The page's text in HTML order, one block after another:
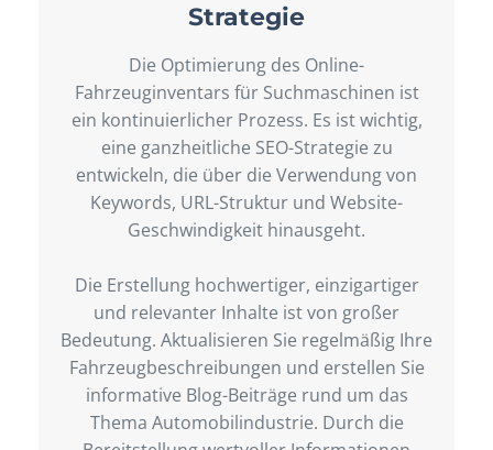
Strategie
Die Optimierung des Online-
Fahrzeuginventars für Suchmaschinen ist
ein kontinuierlicher Prozess. Es ist wichtig,
eine ganzheitliche SEO-Strategie zu
entwickeln, die über die Verwendung von
Keywords, URL-Struktur und Website-
Geschwindigkeit hinausgeht.
Die Erstellung hochwertiger, einzigartiger
und relevanter Inhalte ist von großer
Bedeutung. Aktualisieren Sie regelmäßig Ihre
Fahrzeugbeschreibungen und erstellen Sie
informative Blog-Beiträge rund um das
Thema Automobilindustrie. Durch die